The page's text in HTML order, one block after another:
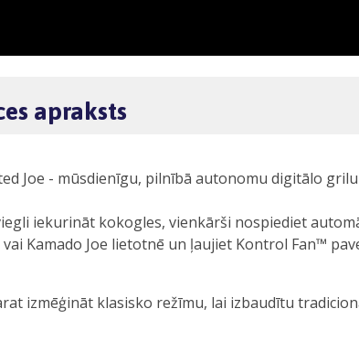
apraksts
Joe - mūsdienīgu, pilnībā autonomu digitālo grilu
iekurināt kokogles, vienkārši nospiediet
Kamado Joe lietotnē un ļaujiet Kontrol Fan™
izmēģināt klasisko režīmu, lai izbaudītu